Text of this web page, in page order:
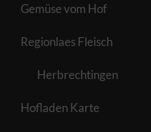
Gemüse vom Hof
Regionlaes Fleisch
Herbrechtingen
Hofladen Karte